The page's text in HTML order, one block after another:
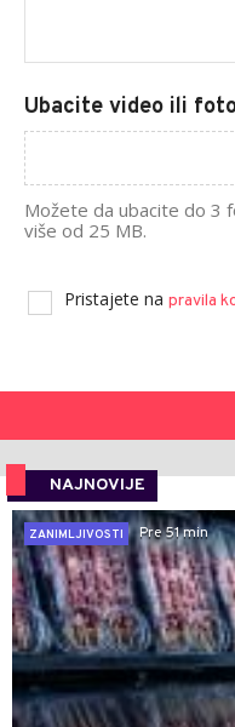
Ubacite video ili
Možete da ubacite do 3
više od 25 MB.
Pristajete na pravila
NAJNOVIJE
ZANIMLJIVOSTI
Pre 51 min